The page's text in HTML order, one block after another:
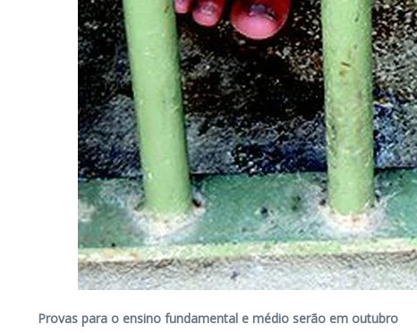
Provas para o ensino fundamental e médio serão em outubro